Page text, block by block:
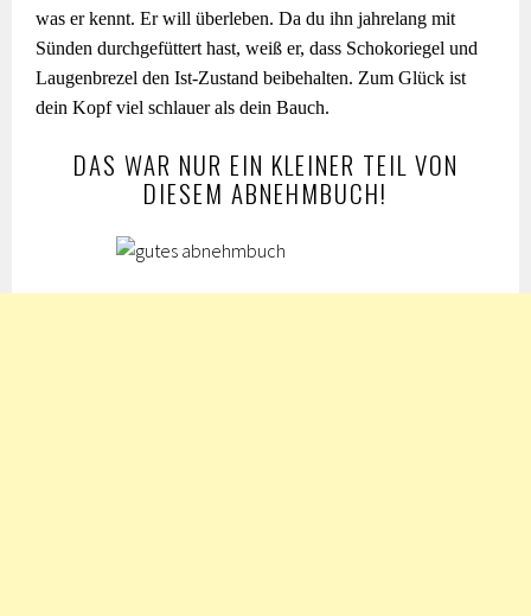
was er kennt. Er will überleben. Da du ihn jahrelang mit
Sünden durchgefüttert hast, weiß er, dass Schokoriegel und
Laugenbrezel den Ist-Zustand beibehalten. Zum Glück ist
dein Kopf viel schlauer als dein Bauch.
DAS WAR NUR EIN KLEINER TEIL VON
DIESEM ABNEHMBUCH!